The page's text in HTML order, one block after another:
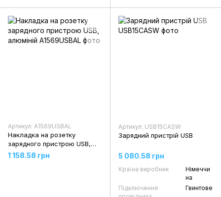
Артикул: A1569USBAL
Накладка на розетку
зарядного пристрою USB,
алюміній
1 158.58 грн
Артикул: USB15CASW
Зарядний пристрій USB
5 080.58 грн
Країна виробник
Німеччи
на
Підключення
Гвинтове